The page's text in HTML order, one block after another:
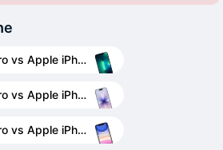
Apple iPhone 17 Pro vs Apple iPhone 13 Pro
Apple iPhone 17 Pro vs Apple iPhone 17
Apple iPhone 17 Pro vs Apple iPhone 11